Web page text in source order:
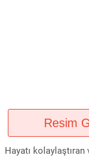
Resim
Hayatı